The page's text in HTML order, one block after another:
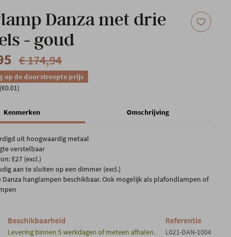
Danza met drie
- goud
€ 174,94
op de doorstreepte prijs
Kenmerken Omschrijving
uit hoogwaardig metaal
verstelbaar
E27 (excl.)
aan te sluiten op een dimmer (excl.)
Danza hanglampen beschikbaar. Ook mogelijk als plafondlampen of
Beschikbaarheid
Levering binnen 5 werkdagen of meteen afhalen.
Referentie
L021-DAN-1004